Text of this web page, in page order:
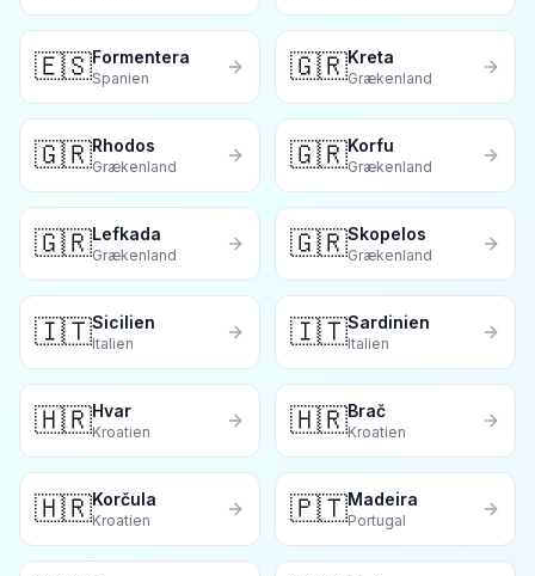
🇪🇸Formentera
Spanien 🇬🇷Kreta
Grækenland
🇬🇷Rhodos
Grækenland 🇬🇷Korfu
Grækenland
🇬🇷Lefkada
Grækenland 🇬🇷Skopelos
Grækenland
🇮🇹Sicilien
Italien 🇮🇹Sardinien
Italien
🇭🇷Hvar
Kroatien 🇭🇷Brač
Kroatien
🇭🇷Korčula
Kroatien 🇵🇹Madeira
Portugal